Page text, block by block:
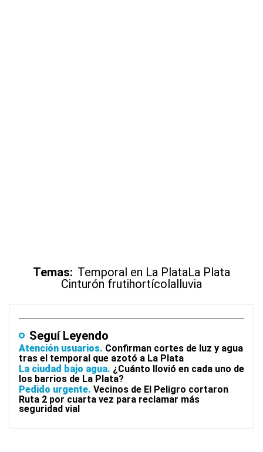
Temas: Temporal en La PlataLa Plata
Cinturón frutihortícolalluvia
Seguí Leyendo
Atención usuarios Confirman cortes de luz y agua
tras el temporal que azotó a La Plata
La ciudad bajo agua ¿Cuánto llovió en cada uno de
los barrios de La Plata?
Pedido urgente Vecinos de El Peligro cortaron
Ruta 2 por cuarta vez para reclamar más
seguridad vial